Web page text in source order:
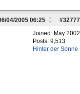
#32777
04/2005 06:25
Joined: May 2002
Posts: 9,513
Hinter der Sonne